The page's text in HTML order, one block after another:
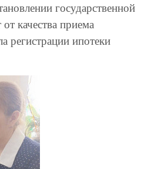
государственной
качества приема
регистрации ипотеки